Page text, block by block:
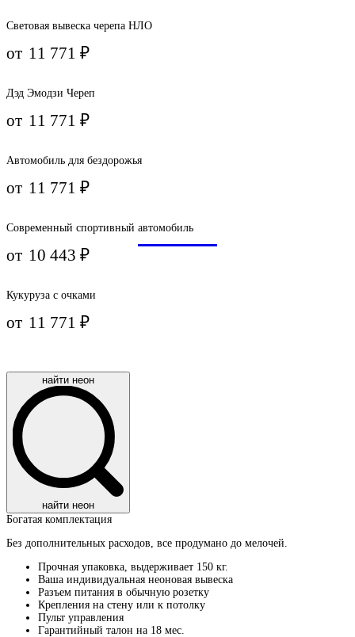
Световая вывеска черепа НЛО
от 11 771₽
Дэд Эмодзи Череп
от 11 771₽
Автомобиль для бездорожья
от 11 771₽
Современный спортивный автомобиль
от 10 443₽
Кукуруза с очками
от 11 771₽
найти неон
найти неон
Богатая комплектация​
Без дополнительных расходов, все продумано до мелочей.
Прочная упаковка, выдерживает 150 кг.
Ваша индивидуальная неоновая вывеска
Разъем питания в обычную розетку
Крепления на стену или к потолку
Пульт управления
Гарантийный талон на 18 мес.